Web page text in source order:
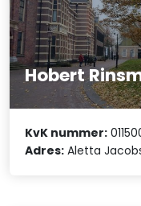
Hobert
KvK nummer:
Adres: Aletta